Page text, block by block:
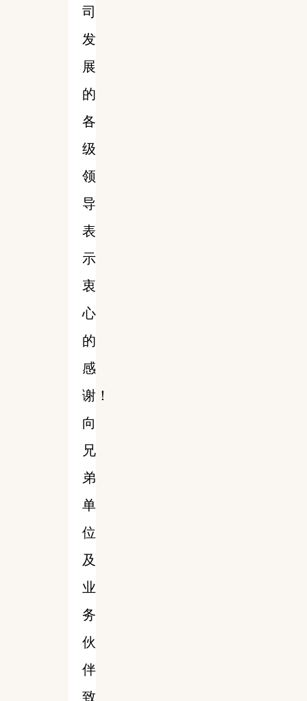
司
发
展
的
各
级
领
导
表
示
衷
心
的
感
谢！
向
兄
弟
单
位
及
业
务
伙
伴
致